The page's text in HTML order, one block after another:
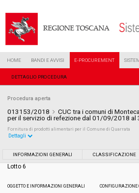
HOME BANDI E AVVISI E-PROCUREMENT
DETTAGLIO PROCEDURA
Procedura aperta
013153/2018
CUC tra i comuni di
per il servizio di refezione dal 01/09/2018
Fornitura di prodotti alimentari per il Comune di Quarrata
Tipo di contratto:
Dettagli
INFORMAZIONI GENERALI CLASSIFICAZIONE
Lotto 6
OGGETTO E INFORMAZIONI GENERALI CONFIGURAZIONE